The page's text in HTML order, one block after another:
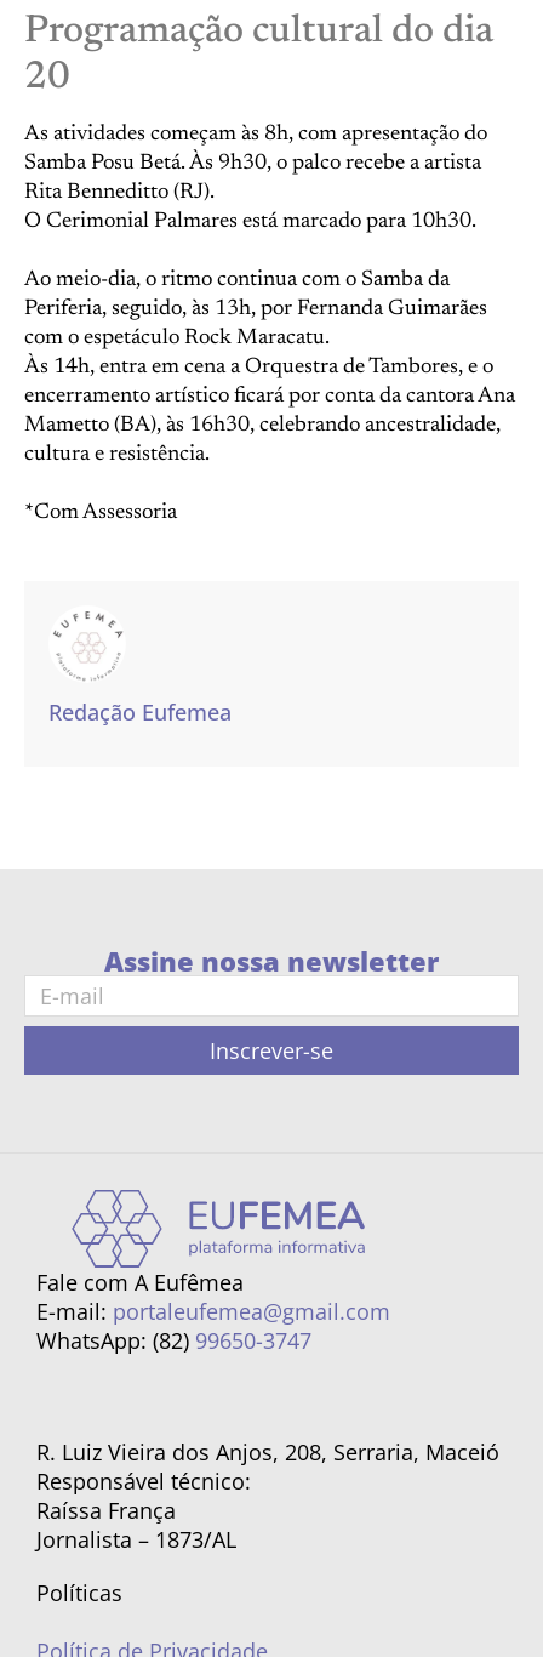
Programação cultural do dia
20
As atividades começam às 8h, com apresentação do
Samba Posu Betá. Às 9h30, o palco recebe a artista
Rita Benneditto (RJ).
O Cerimonial Palmares está marcado para 10h30.
Ao meio-dia, o ritmo continua com o Samba da
Periferia, seguido, às 13h, por Fernanda Guimarães
com o espetáculo Rock Maracatu.
Às 14h, entra em cena a Orquestra de Tambores, e o
encerramento artístico ficará por conta da cantora Ana
Mametto (BA), às 16h30, celebrando ancestralidade,
cultura e resistência.
*Com Assessoria
Redação Eufemea
Assine nossa newsletter
Inscrever-se
Fale com A Eufêmea
E-mail: portaleufemea@gmail.com
WhatsApp: (82) 99650-3747
R. Luiz Vieira dos Anjos, 208, Serraria, Maceió
Responsável técnico:
Raíssa França
Jornalista – 1873/AL
Políticas
Política de Privacidade